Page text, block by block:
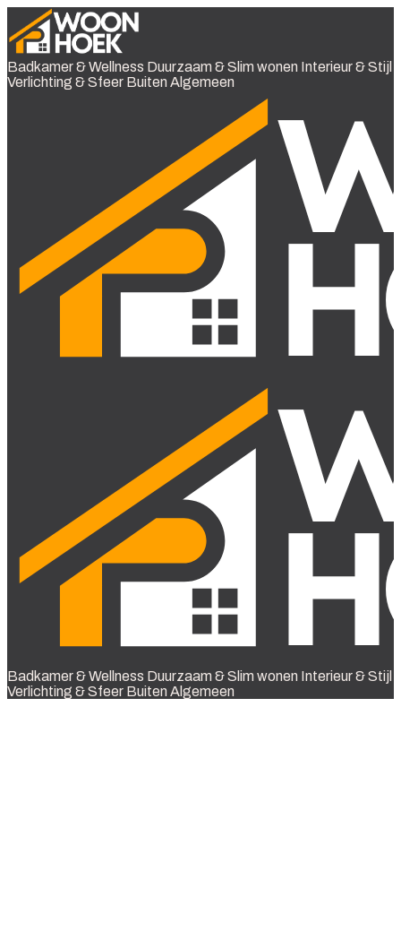
Badkamer & Wellness Duurzaam & Slim wonen Interieur & Stijl
Verlichting & Sfeer Buiten Algemeen
Badkamer & Wellness Duurzaam & Slim wonen Interieur & Stijl
Verlichting & Sfeer Buiten Algemeen